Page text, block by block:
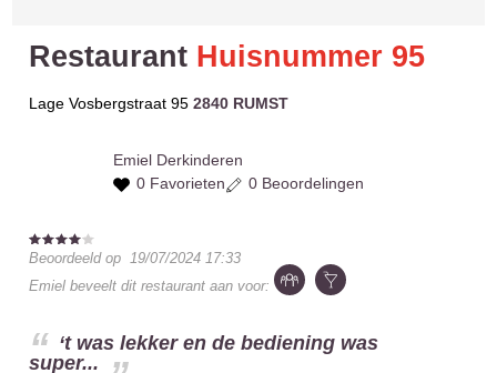
Restaurant Huisnummer 95
Lage Vosbergstraat 952840 RUMST
Emiel Derkinderen
0 Favorieten
0 Beoordelingen
Beoordeeld op19/07/2024 17:33
Emiel beveelt dit restaurant aan voor:
‘t was lekker en de bediening was
super...